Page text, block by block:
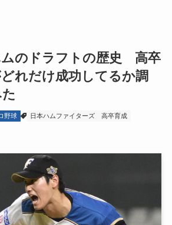
ムのドラフトの歴史 高卒
れだけ成功してるか調
野球 日本ハムファイターズ 高卒育成